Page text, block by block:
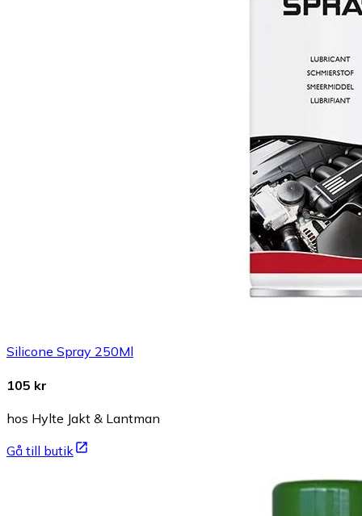
Silicone Spray 250Ml
105 kr
hos Hylte Jakt & Lantman
Gå till butik